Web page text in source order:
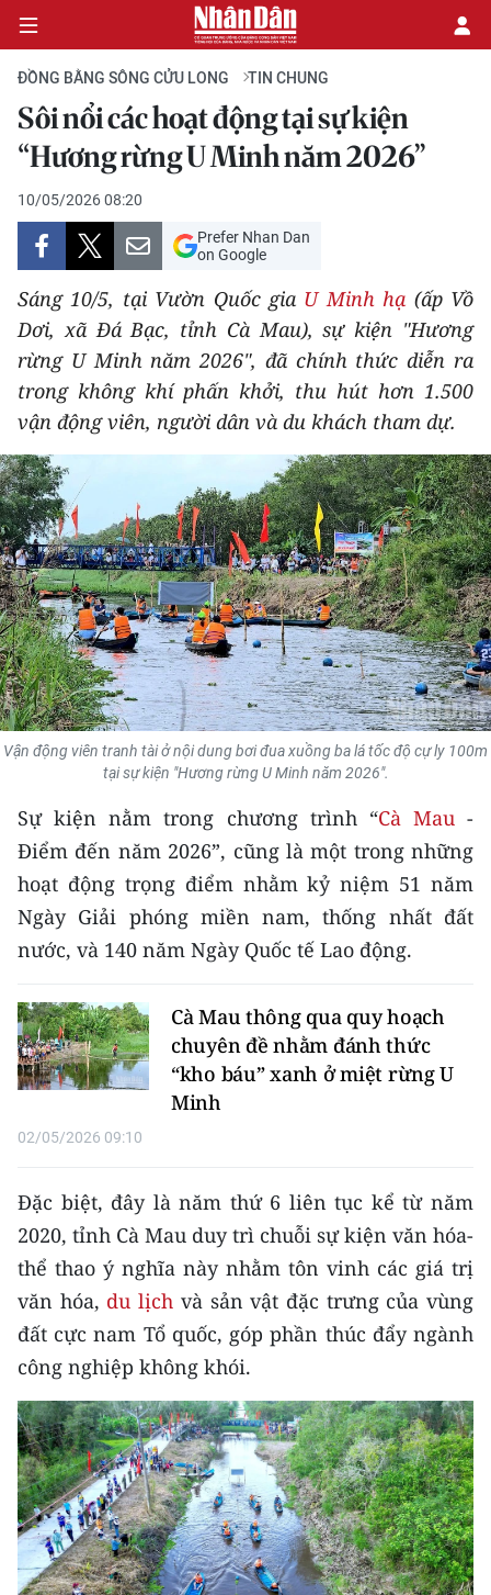
CHÍNH TRỊ
KINH TẾ
VĂN HÓA
XÃ HỘI
PHÁP LUẬT
DU LỊCH
THẾ GIỚI
THỂ THAO
GIÁO DỤC
Y TẾ
KHOA HỌC - CÔNG NGHỆ
MÔI TRƯỜNG
KIỂM CHỨNG THÔNG TIN
TRI THỨC CHUYÊN SÂU
54 DÂN TỘC VIỆT NAM
MỘT SẢN PHẨM
RADIO
MEDIA CENTER
E-Magazine
Video
Media Chính trị
Media Kinh tế
Media Văn hóa
Media Xã hội
Media Pháp luật
Media Du lịch
Media Thế giới
ĐỒNG BẰNG SÔNG CỬU LONG TIN CHUNG
Sôi nổi các hoạt động tại sự kiện
“Hương rừng U Minh năm 2026”
10/05/2026 08:20
Prefer Nhan Dan
on Google
Sáng 10/5, tại Vườn Quốc gia U Minh hạ (ấp Vồ
Dơi, xã Đá Bạc, tỉnh Cà Mau), sự kiện "Hương
rừng U Minh năm 2026", đã chính thức diễn ra
trong không khí phấn khởi, thu hút hơn 1.500
vận động viên, người dân và du khách tham dự.
Vận động viên tranh tài ở nội dung bơi đua xuồng ba lá tốc độ cự ly 100m
tại sự kiện "Hương rừng U Minh năm 2026".
Sự kiện nằm trong chương trình “Cà Mau-
Điểm đến năm 2026”, cũng là một trong những
hoạt động trọng điểm nhằm kỷ niệm 51 năm
Ngày Giải phóng miền nam, thống nhất đất
nước, và 140 năm Ngày Quốc tế Lao động.
Cà Mau thông qua quy hoạch
chuyên đề nhằm đánh thức
“kho báu” xanh ở miệt rừng U
Minh
02/05/2026 09:10
Đặc biệt, đây là năm thứ 6 liên tục kể từ năm
2020, tỉnh Cà Mau duy trì chuỗi sự kiện văn hóa-
thể thao ý nghĩa này nhằm tôn vinh các giá trị
văn hóa, du lịch và sản vật đặc trưng của vùng
đất cực nam Tổ quốc, góp phần thúc đẩy ngành
công nghiệp không khói.